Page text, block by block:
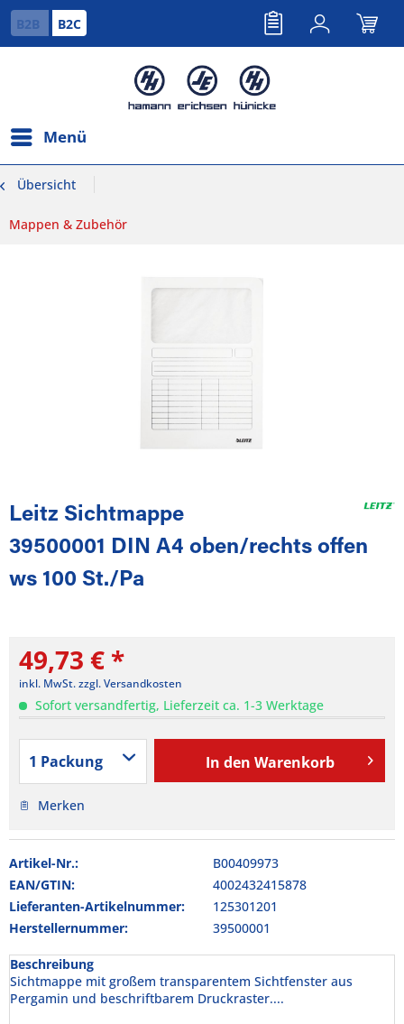
B2B B2C
Menü
Übersicht
Mappen & Zubehör
Leitz Sichtmappe
39500001 DIN A4 oben/rechts offen
ws 100 St./Pa
49,73 € *
inkl. MwSt.zzgl. Versandkosten
Sofort versandfertig, Lieferzeit ca. 1-3 Werktage
In den Warenkorb
Merken
Artikel-Nr.:
B00409973
EAN/GTIN:
4002432415878
Lieferanten-Artikelnummer:
125301201
Herstellernummer:
39500001
Beschreibung
Sichtmappe mit großem transparentem Sichtfenster aus
Pergamin und beschriftbarem Druckraster....